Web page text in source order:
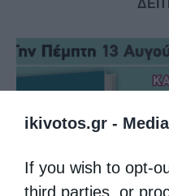
ikivotos.gr -
If you wish to opt-
third parties, or